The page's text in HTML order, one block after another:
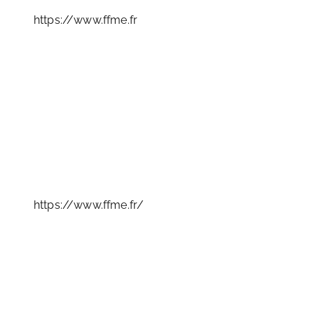
https://www.ffme.fr
https://www.ffme.fr/